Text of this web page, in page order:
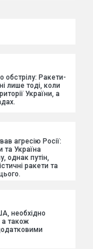
обстрілу: Ракети-
лише тоді, коли
України, а
агресію Росії:
та Україна
однак путін,
ракети та
необхідно
а також